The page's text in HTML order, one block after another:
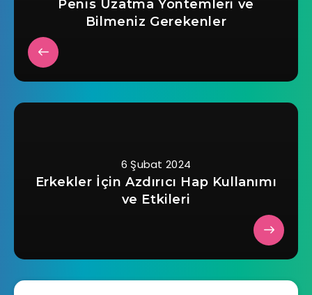
Penis Uzatma Yöntemleri ve
Bilmeniz Gerekenler
6 Şubat 2024
Erkekler İçin Azdırıcı Hap Kullanımı
ve Etkileri